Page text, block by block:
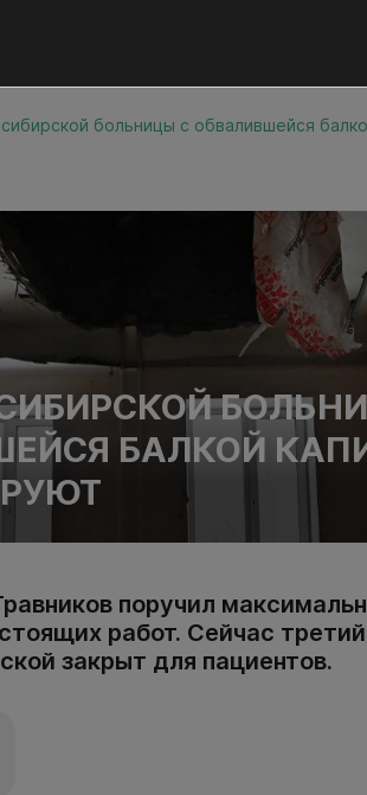
больницы с обвалившейся
БАЛКОЙ
поручил
работ. Сейчас
закрыт для пациентов.